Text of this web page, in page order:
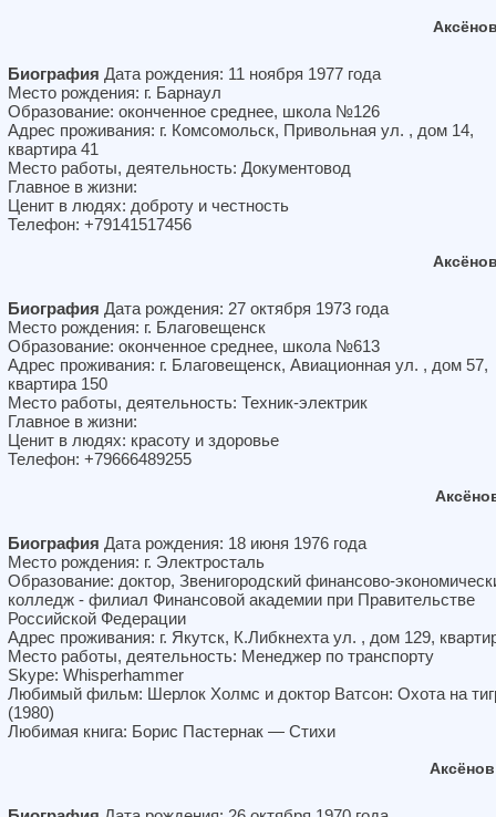
Биография Дата рождения: 11 ноября 1977 года
Место рождения: г. Барнаул
Образование: оконченное среднее, школа №126
Адрес проживания: г. Комсомольск, Привольная ул. , дом 14,
квартира 41
Место работы, деятельность: Документовод
Главное в жизни:
Ценит в людях: доброту и честность
Телефон: +79141517456
Биография Дата рождения: 27 октября 1973 года
Место рождения: г. Благовещенск
Образование: оконченное среднее, школа №613
Адрес проживания: г. Благовещенск, Авиационная ул. , дом 57,
квартира 150
Место работы, деятельность: Техник-электрик
Главное в жизни:
Ценит в людях: красоту и здоровье
Телефон: +79666489255
Биография Дата рождения: 18 июня 1976 года
Место рождения: г. Электросталь
Образование: доктор, Звенигородский финансово-
колледж - филиал Финансовой академии при Правительстве
Российской Федерации
Адрес проживания: г. Якутск, К.Либкнехта ул. , дом 129,
Место работы, деятельность: Менеджер по транспорту
Skype: Whisperhammer
Любимый фильм: Шерлок Холмс и доктор Ватсон: Охота на
(1980)
Любимая книга: Борис Пастернак — Стихи